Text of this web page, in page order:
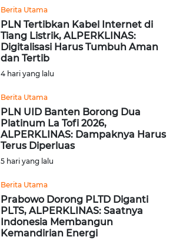
Berita Utama
PLN Tertibkan Kabel Internet di
Tiang Listrik, ALPERKLINAS:
Digitalisasi Harus Tumbuh Aman
dan Tertib
4 hari yang lalu
Berita Utama
PLN UID Banten Borong Dua
Platinum La Tofi 2026,
ALPERKLINAS: Dampaknya Harus
Terus Diperluas
5 hari yang lalu
Berita Utama
Prabowo Dorong PLTD Diganti
PLTS, ALPERKLINAS: Saatnya
Indonesia Membangun
Kemandirian Energi